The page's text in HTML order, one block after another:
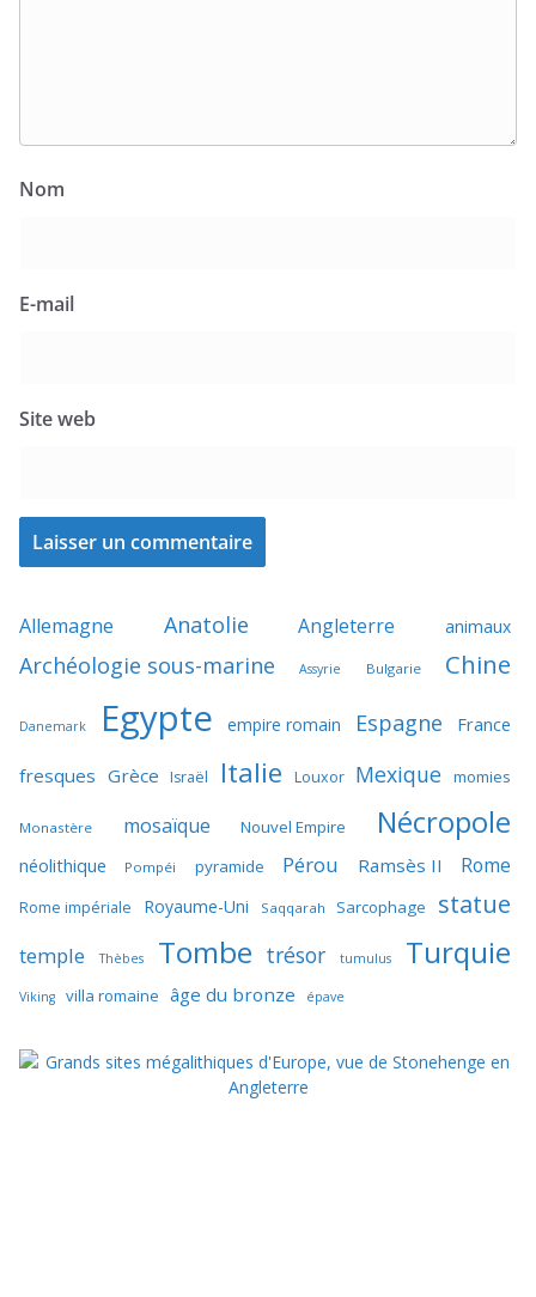
Nom
E-mail
Site web
Allemagne Anatolie Angleterre animaux
Archéologie sous-marine Assyrie Bulgarie Chine
Danemark Egypte empire romain Espagne France
fresques Grèce Israël Italie Louxor Mexique momies
Monastère mosaïque Nouvel Empire Nécropole
néolithique Pompéi pyramide Pérou Ramsès II Rome
Rome impériale Royaume-Uni Saqqarah Sarcophage statue
temple Thèbes Tombe trésor tumulus Turquie
Viking villa romaine âge du bronze épave